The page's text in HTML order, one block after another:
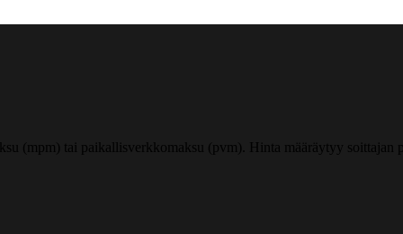
(mpm) tai paikallisverkkomaksu (pvm). Hinta määräytyy